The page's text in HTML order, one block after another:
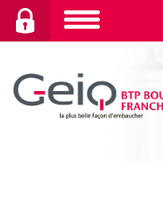
Skip
content